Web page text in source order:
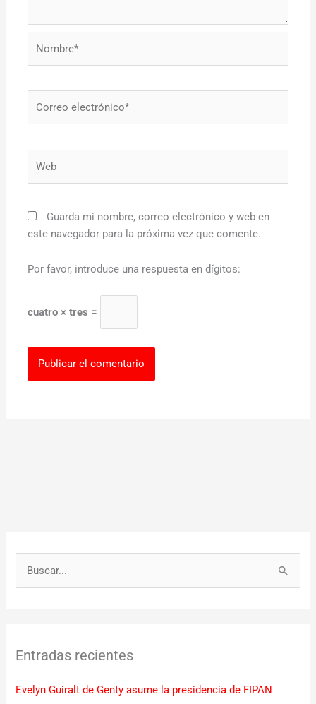
Guarda mi nombre, correo electrónico y web en
este navegador para la próxima vez que comente.
Por favor, introduce una respuesta en dígitos:
cuatro × tres =
a
p
Entradas recientes
Evelyn Guiralt de Genty asume la presidencia de FIPAN